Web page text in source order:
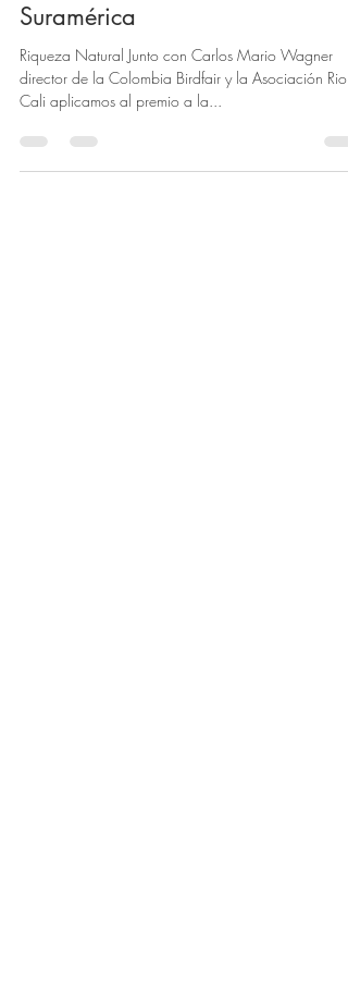
Suramérica
Riqueza Natural Junto con Carlos Mario Wagner
director de la Colombia Birdfair y la Asociación Rio
Cali aplicamos al premio a la...